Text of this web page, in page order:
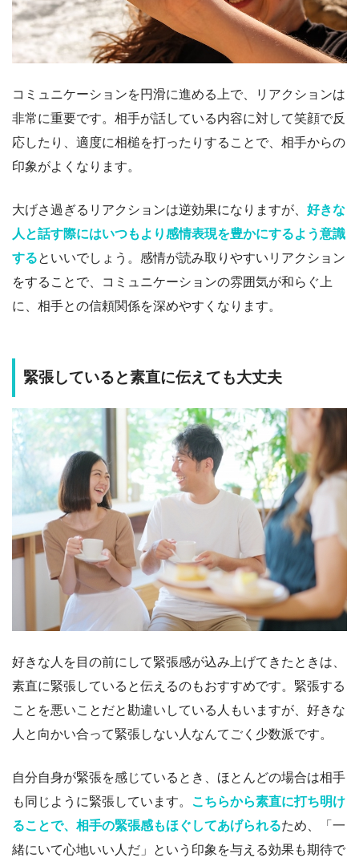
コミュニケーションを円滑に進める上で、リアクションは
非常に重要です。相手が話している内容に対して笑顔で反
応したり、適度に相槌を打ったりすることで、相手からの
印象がよくなります。
大げさ過ぎるリアクションは逆効果になりますが、 好きな
人と話す際にはいつもより感情表現を豊かにするよう意識
するといいでしょう。感情が読み取りやすいリアクション
をすることで、コミュニケーションの雰囲気が和らぐ上
に、相手との信頼関係を深めやすくなります。
緊張していると素直に伝えても大丈夫
好きな人を目の前にして緊張感が込み上げてきたときは、
素直に緊張していると伝えるのもおすすめです。緊張する
ことを悪いことだと勘違いしている人もいますが、好きな
人と向かい合って緊張しない人なんてごく少数派です。
自分自身が緊張を感じているとき、ほとんどの場合は相手
も同じように緊張しています。 こちらから素直に打ち明け
ることで、相手の緊張感もほぐしてあげられるため、「一
緒にいて心地いい人だ」という印象を与える効果も期待で